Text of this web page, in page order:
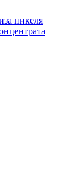
никеля